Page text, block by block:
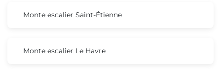
Monte escalier Saint-Étienne
Monte escalier Le Havre